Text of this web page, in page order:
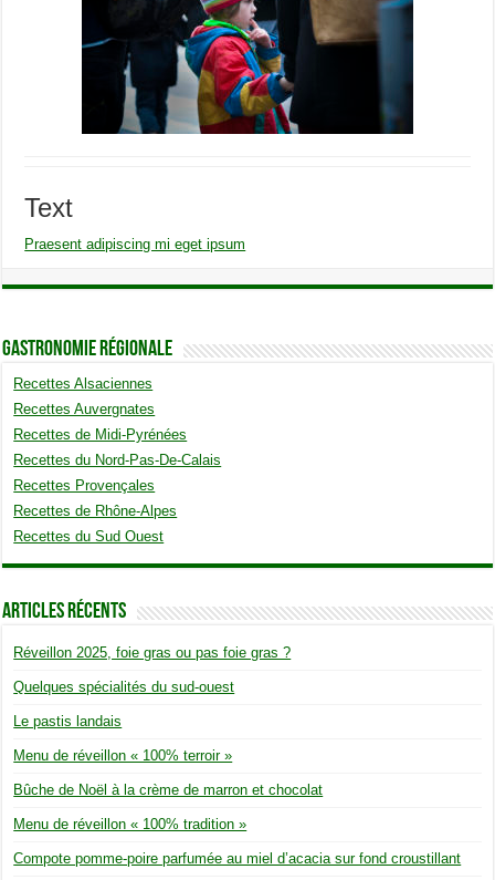
Text
Praesent adipiscing mi eget ipsum
Gastronomie Régionale
Recettes Alsaciennes
Recettes Auvergnates
Recettes de Midi-Pyrénées
Recettes du Nord-Pas-De-Calais
Recettes Provençales
Recettes de Rhône-Alpes
Recettes du Sud Ouest
Articles Récents
Réveillon 2025, foie gras ou pas foie gras ?
Quelques spécialités du sud-ouest
Le pastis landais
Menu de réveillon « 100% terroir »
Bûche de Noël à la crème de marron et chocolat
Menu de réveillon « 100% tradition »
Compote pomme-poire parfumée au miel d’acacia sur fond croustillant